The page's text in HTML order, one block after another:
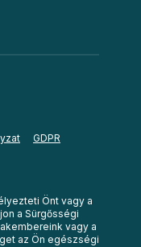
GDPR
Önt vagy a
a Sürgősségi
vagy a
az Ön egészségi